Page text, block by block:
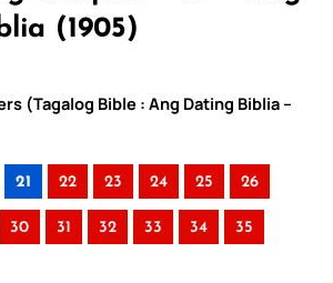
(1905)
(Tagalog Bible : Ang Dating Biblia –
21 22 23 24 25 26
30 31 32 33 34 35